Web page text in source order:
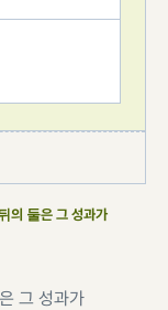
의 둘은 그 성과가
그 성과가